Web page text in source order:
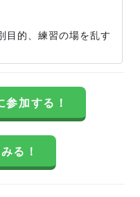
目的、練習の場を乱す
参加する！
る！